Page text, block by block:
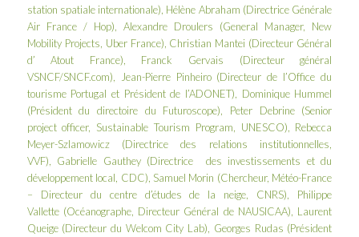
station spatiale internationale), Hélène Abraham (Directrice Générale
Air France / Hop), Alexandre Droulers (General Manager, New
Mobility Projects, Uber France), Christian Mantei (Directeur Général
d’ Atout France), Franck Gervais (Directeur général
VSNCF/SNCF.com), Jean-Pierre Pinheiro (Directeur de l’Office du
tourisme Portugal et Président de l’ADONET), Dominique Hummel
(Président du directoire du Futuroscope), Peter Debrine (Senior
project officer, Sustainable Tourism Program, UNESCO), Rebecca
Meyer-Szlamowicz (Directrice des relations institutionnelles,
VVF), Gabrielle Gauthey (Directrice des investissements et du
développement local, CDC), Samuel Morin (Chercheur, Météo-France
– Directeur du centre d’études de la neige, CNRS), Philippe
Vallette (Océanographe, Directeur Général de NAUSICAA), Laurent
Queige (Directeur du Welcom City Lab), Georges Rudas (Président